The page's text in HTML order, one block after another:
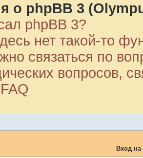
о phpBB 3
phpBB 3?
нет такой-то
связаться по
вопросов,
Вход